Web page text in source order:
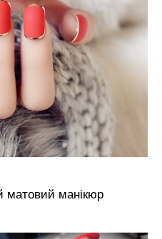
матовий манікюр